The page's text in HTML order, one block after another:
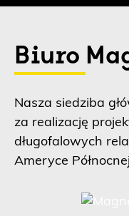
Biuro
Nasza siedziba
za realizację
długofalowych
Ameryce